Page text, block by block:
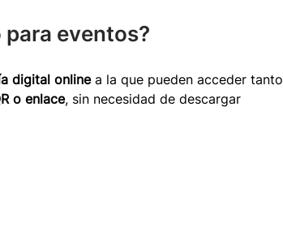
eventos?
digital online a la que pueden acceder tanto
o enlace, sin necesidad de descargar